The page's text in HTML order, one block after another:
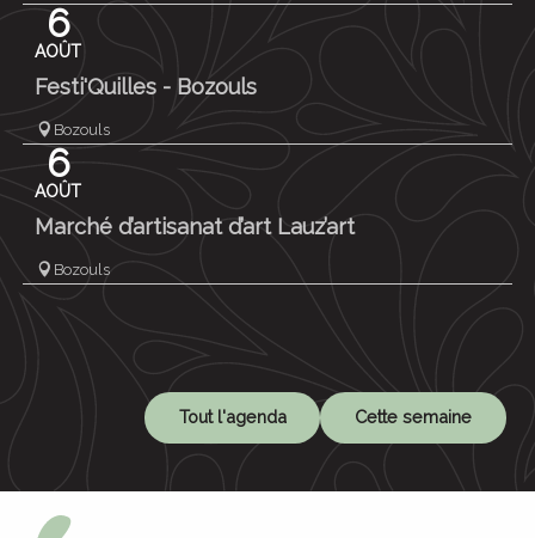
6
AOÛT
Festi'Quilles - Bozouls
Bozouls
6
AOÛT
Marché d’artisanat d’art Lauz’art
Bozouls
Tout l'agenda Cette semaine